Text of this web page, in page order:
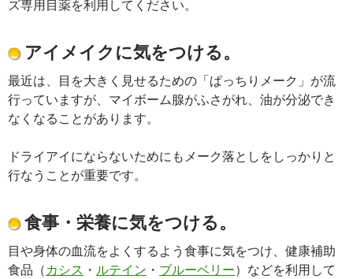
ズ専用目薬を利用してください。
アイメイクに気をつける。
最近は、目を大きく見せるための「ぱっちりメーク」が流
行っていますが、マイボーム腺がふさがれ、油が分泌でき
なくなることがあります。
ドライアイにならないためにもメーク落としをしっかりと
行なうことが重要です。
食事・栄養に気をつける。
目や身体の血流をよくするよう食事に気をつけ、健康補助
食品（ カシス ・ ルテイン ・ ブルーベリー）などを利用して